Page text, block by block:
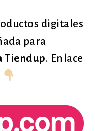
digitales
para
Tiendup. Enlace